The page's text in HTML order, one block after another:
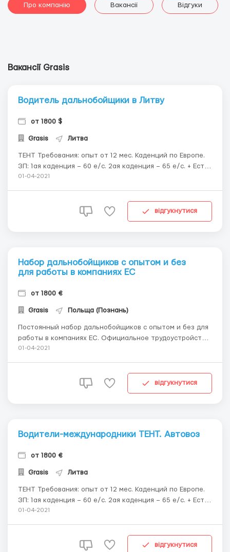
Про компанію Вакансії Відгуки
Вакансії Grasis
Водитель дальнобойщики в Литву
от 1800 $
Grasis Литва
ТЕНТ Требования: опыт от 12 мес. Каденций по Европе.
ЗП: 1ая каденция – 60 е/с. 2ая каденция – 65 е/с. + Есть
бонусы за Эко-езду. Есть бальная система. Если балл 9
01-04-2021
відгукнутися
Набор дальнобойщиков с опытом и без
для работы в компаниях ЕС
от 1800 €
Grasis Польща (Познань)
Постоянный набор дальнобойщиков с опытом и без для
работы в компаниях ЕС. Официальное трудоустройство.
Услуги бесплатные! Заработная плата – от 1800 ЕУР.
Поддержка после выезда в страну трудоустр...
01-04-2021
відгукнутися
Водители-международники ТЕНТ. Автовоз
от 1800 €
Grasis Литва
ТЕНТ Требования: опыт от 12 мес. Каденций по Европе.
ЗП: 1ая каденция – 60 е/с. 2ая каденция – 65 е/с. + Есть
бонусы за Эко-езду. Есть бальная система. Если балл 9
01-04-2021
відгукнутися